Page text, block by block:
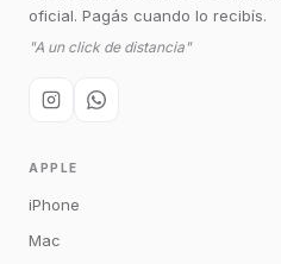
oficial. Pagás cuando lo recibís.
"A un click de distancia"
APPLE
iPhone
Mac